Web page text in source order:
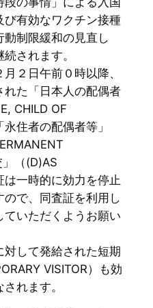
有効なワクチン接種
制限緩和の見直し
されます。
２日午前０時以降、
た「日本人の配偶者
CHILD OF
住者の配偶者等」
（(D)AS
は一時的に効力を停止
ので、同査証を利用し
いただくようお願い
対して発給された短期
VISITOR）も効
れます。